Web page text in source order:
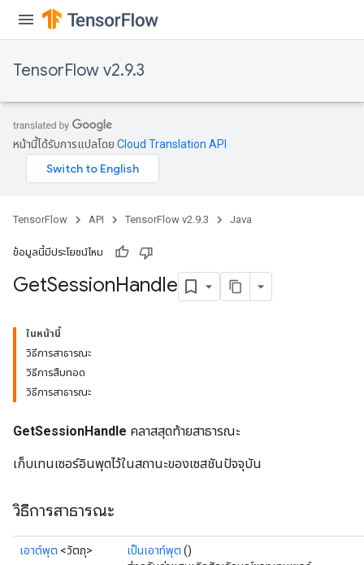
TensorFlow v2.9.3
หน้านี้ได้รับการแปลโดย Cloud Translation API
TensorFlow API TensorFlow v2.9.3 Java
ข้อมูลนี้มีประโยชน์ไหม
GetSessionHandle
ในหน้านี้
วิธีการสาธารณะ
วิธีการสืบทอด
วิธีการสาธารณะ
GetSessionHandle คลาสสุดท้ายสาธารณะ
เก็บเทนเซอร์อินพุตไว้ในสถานะของเซสชันปัจจุบัน
วิธีการสาธารณะ
เอาต์พุต <วัตถุ> เป็นเอาท์พุต ()